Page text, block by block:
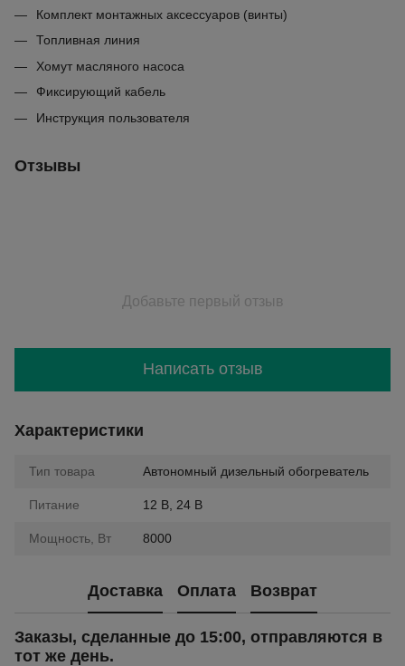
Комплект монтажных аксессуаров (винты)
Топливная линия
Хомут масляного насоса
Фиксирующий кабель
Инструкция пользователя
Отзывы
Добавьте первый отзыв
Написать отзыв
Характеристики
Тип товара Автономный дизельный обогреватель
Питание 12 В, 24 В
Мощность, Вт 8000
Доставка Оплата Возврат
Заказы, сделанные до 15:00, отправляются в
тот же день.